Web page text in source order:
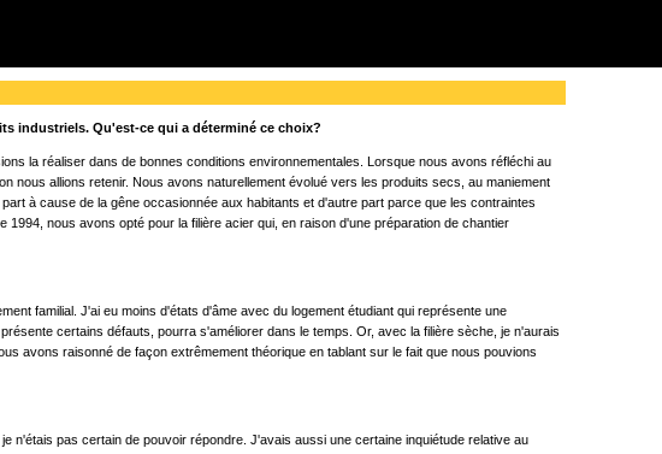
industriels. Qu'est-ce qui a déterminé ce choix?
la réaliser dans de bonnes conditions environnementales. Lorsque nous avons réfléchi au
nous allions retenir. Nous avons naturellement évolué vers les produits secs, au maniement
à cause de la gêne occasionnée aux habitants et d'autre part parce que les contraintes
nous avons opté pour la filière acier qui, en raison d'une préparation de chantier
familial. J'ai eu moins d'états d'âme avec du logement étudiant qui représente une
certains défauts, pourra s'améliorer dans le temps. Or, avec la filière sèche, je n'aurais
avons raisonné de façon extrêmement théorique en tablant sur le fait que nous pouvions
n'étais pas certain de pouvoir répondre. J'avais aussi une certaine inquiétude relative au